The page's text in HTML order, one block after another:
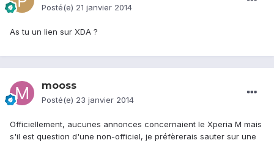
Posté(e) 21 janvier 2014
As tu un lien sur XDA ?
mooss
Posté(e) 23 janvier 2014
Officiellement, aucunes annonces concernaient le Xperia M mais
s'il est question d'une non-officiel, je préfèrerais sauter sur une